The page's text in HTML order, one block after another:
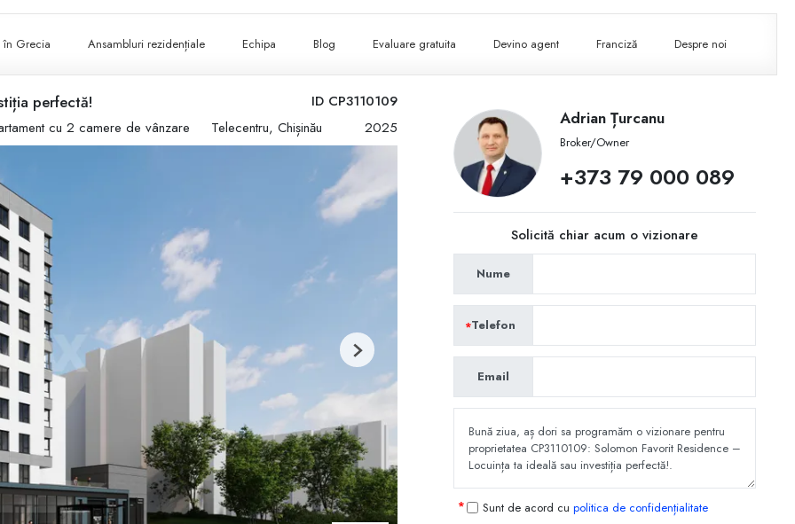
în Grecia Ansambluri rezidențiale Echipa Blog Evaluare gratuita Devino agent Franciză Despre noi
ID CP3110109
perfectă!
cu 2 camere de vânzare Telecentru, Chișinău 2025
Next
Adrian Țurcanu
Broker/Owner
+373 79 000 089
Solicită chiar acum o vizionare
Nume
Telefon
Email
Sunt de acord cu politica de confidențialitate